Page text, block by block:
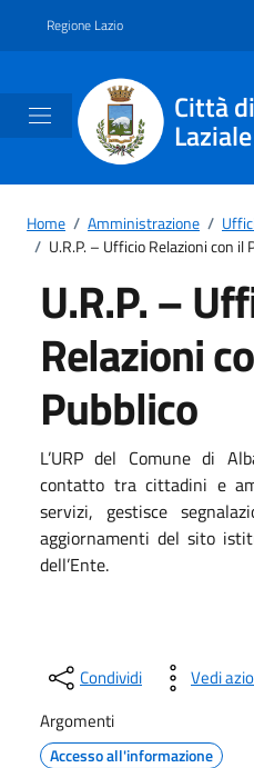
Regione Lazio
Città
Laziale
Home / Amministrazione / Uffici
/ U.R.P. – Ufficio Relazioni con il
U.R.P. –
Relazioni
Pubblico
L’URP del Comune di
contatto tra cittadini e
servizi, gestisce
aggiornamenti del sito
dell’Ente.
Condividi
Vedi
Argomenti
Accesso all'informazione